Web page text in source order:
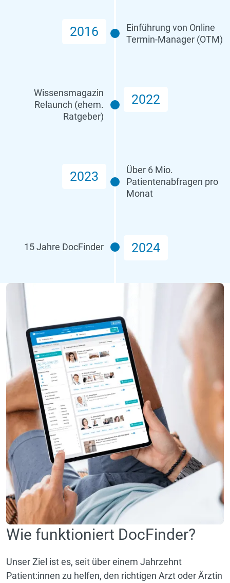
Einführung von Online
Termin-Manager (OTM)
2016
Wissensmagazin
Relaunch (ehem.
Ratgeber)
2022
Über 6 Mio.
Patientenabfragen pro
Monat
2023
15 Jahre DocFinder 2024
Wie funktioniert DocFinder?
Unser Ziel ist es, seit über einem Jahrzehnt
Patient:innen zu helfen, den richtigen Arzt oder Ärztin